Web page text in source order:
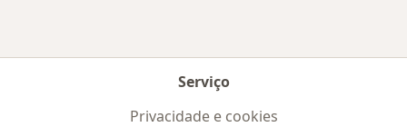
Serviço
Privacidade e cookies